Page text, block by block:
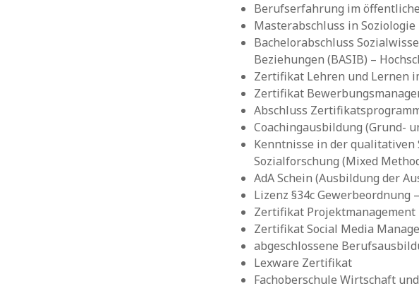
Berufserfahrung im
Masterabschluss in
Bachelorabschluss
Beziehungen (BASIB) –
Zertifikat Lehren und Lernen
Zertifikat
Abschluss
Coachingausbildung (Grund-
Kenntnisse in der
Sozialforschung (Mixed
AdA Schein (Ausbildung der
Lizenz §34c
Zertifikat Projektmanagement
Zertifikat Social Media
abgeschlossene
Lexware Zertifikat
Fachoberschule Wirtschaft